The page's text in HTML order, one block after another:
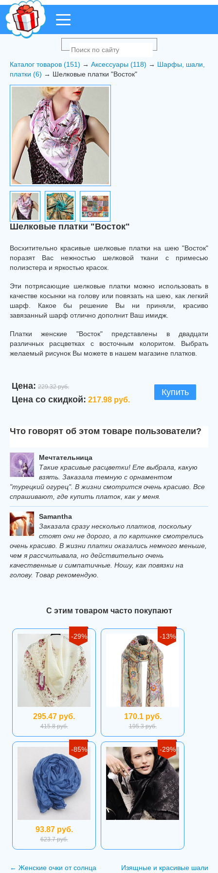
Каталог товаров (151) → Аксессуары (118) → Шарфы, шали,
платки (6) → Шелковые платки "Восток"
Шелковые платки "Восток"
Восхитительно красивые шелковые платки на шею "Восток"
поразят Вас нежностью шелковой ткани с примесью
полиэстера и яркостью красок.
Эти потрясающие шелковые платки можно использовать в
качестве косынки на голову или повязать на шею, как легкий
шарф. Какое бы решение Вы ни приняли, красиво
завязанный шарф отлично дополнит Ваш имидж.
Платки женские "Восток" представлены в двадцати
различных расцветках с восточным колоритом. Выбрать
желаемый рисунок Вы можете в нашем магазине платков.
Цена: 229.32 руб.
Цена со скидкой: 217.98 руб.
Купить
Что говорят об этом товаре пользователи?
Мечтательница
Такие красивые расцветки! Еле выбрала, какую
взять. Заказала темную с орнаментом
"турецкий огурец". В жизни смотрится очень красиво. Все
спрашивают, где купить платок, как у меня.
Samantha
Заказала сразу несколько платков, поскольку
стоят они не дорого, а по картинке смотрелись
очень красиво. В жизни платки оказались немного меньше,
чем я рассчитывала, но действительно очень
качественные и симпатичные. Ношу, как повязки на
голову. Товар рекомендую.
С этим товаром часто покупают
-29%
295.47 руб.
415.8 руб.
-13%
170.1 руб.
195.3 руб.
-85%
93.87 руб.
623.7 руб.
-29%
← Женские очки от солнца Изящные и красивые шали